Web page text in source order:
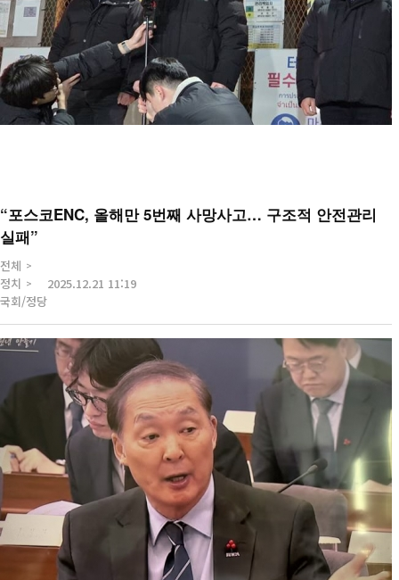
“포스코ENC, 올해만 5번째 사망사고… 구조적 안전관리
실패”
전체
정치
국회/정당
2025.12.21 11:19